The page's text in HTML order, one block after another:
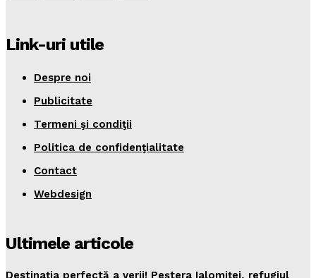
Link-uri utile
Despre noi
Publicitate
Termeni şi condiţii
Politica de confidenţialitate
Contact
Webdesign
Ultimele articole
Destinația perfectă a verii! Peștera Ialomiței, refugiul